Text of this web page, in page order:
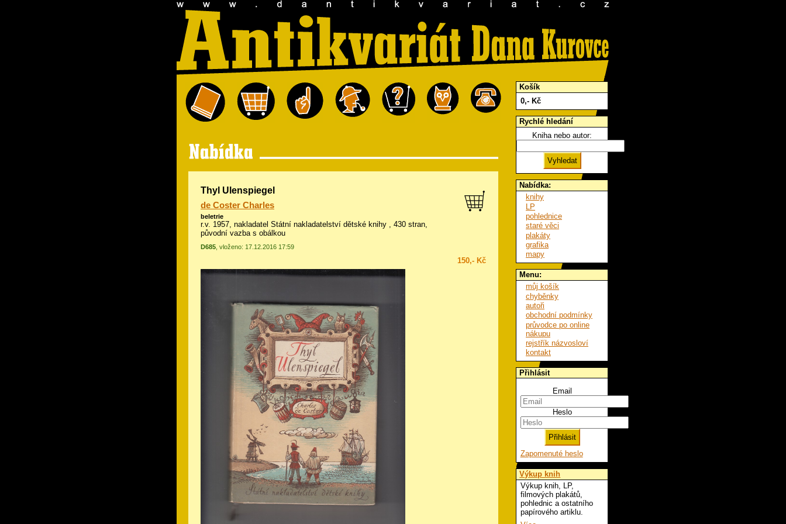
Thyl Ulenspiegel
de Coster Charles
beletrie
r.v. 1957, nakladatel Státní nakladatelství dětské knihy , 430 stran,
původní vazba s obálkou
D685 , vloženo: 17.12.2016 17:59
150,- Kč
Košík
0,- Kč
Rychlé hledání
Kniha nebo autor:
Nabídka:
knihy
LP
pohlednice
staré věci
plakáty
grafika
mapy
Menu:
můj košík
chyběnky
autoři
obchodní podmínky
průvodce po online
nákupu
rejstřík názvosloví
kontakt
Přihlásit
Email
Heslo
Zapomenuté heslo
Výkup knih
Výkup knih, LP,
filmových plakátů,
pohlednic a ostatního
papírového artiklu.